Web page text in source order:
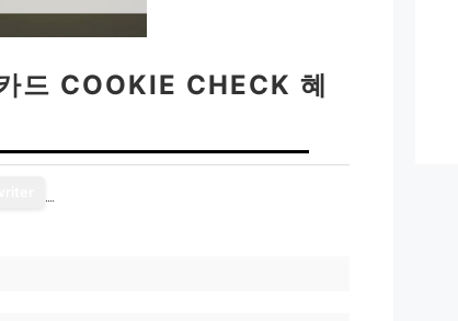
드 COOKIE CHECK 혜